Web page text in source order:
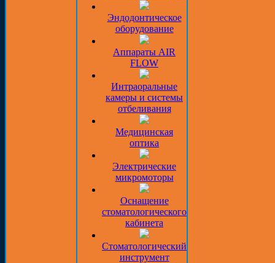
Эндодонтическое
оборудование
Аппараты AIR
FLOW
Интраоральные
камеры и системы
отбеливания
Медицинская
оптика
Электрические
микромоторы
Оснащение
стоматологического
кабинета
Стоматологический
инструмент